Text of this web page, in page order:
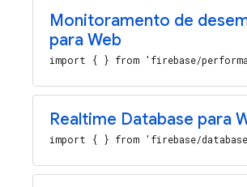
Monitoramento de
para Web
import { } from 'firebase/
Realtime Database para
import { } from 'firebase/